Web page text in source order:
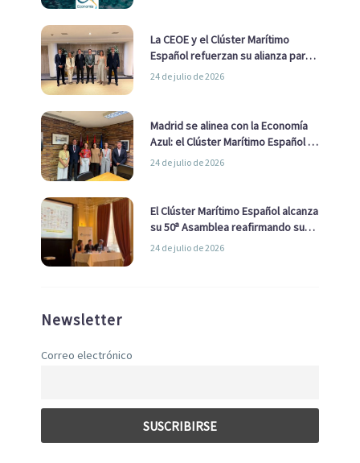
La CEOE y el Clúster Marítimo
Español refuerzan su alianza para
impulsar una estrategia Nacional
24 de julio de 2026
Madrid se alinea con la Economía
Azul: el Clúster Marítimo Español y
la Real Liga Naval avanzan alianzas
24 de julio de 2026
El Clúster Marítimo Español alcanza
su 50ª Asamblea reafirmando su
liderazgo en la Economía Azul
24 de julio de 2026
Newsletter
Correo electrónico